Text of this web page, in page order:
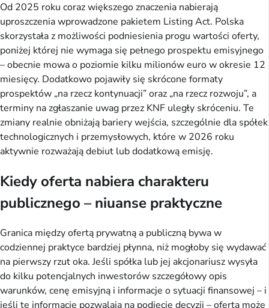
Od 2025 roku coraz większego znaczenia nabierają
uproszczenia wprowadzone pakietem Listing Act. Polska
skorzystała z możliwości podniesienia progu wartości oferty,
poniżej której nie wymaga się pełnego prospektu emisyjnego
– obecnie mowa o poziomie kilku milionów euro w okresie 12
miesięcy. Dodatkowo pojawiły się skrócone formaty
prospektów „na rzecz kontynuacji” oraz „na rzecz rozwoju”, a
terminy na zgłaszanie uwag przez KNF uległy skróceniu. Te
zmiany realnie obniżają bariery wejścia, szczególnie dla spółek
technologicznych i przemysłowych, które w 2026 roku
aktywnie rozważają debiut lub dodatkową emisję.
Kiedy oferta nabiera charakteru
publicznego – niuanse praktyczne
Granica między ofertą prywatną a publiczną bywa w
codziennej praktyce bardziej płynna, niż mogłoby się wydawać
na pierwszy rzut oka. Jeśli spółka lub jej akcjonariusz wysyła
do kilku potencjalnych inwestorów szczegółowy opis
warunków, cenę emisyjną i informacje o sytuacji finansowej – i
jeśli te informacje pozwalają na podjęcie decyzji – oferta może